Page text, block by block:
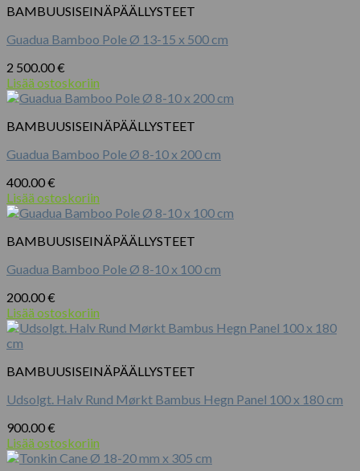
BAMBUUSISEINÄPÄÄLLYSTEET
Guadua Bamboo Pole Ø 13-15 x 500 cm
2 500.00€
Lisää ostoskoriin
BAMBUUSISEINÄPÄÄLLYSTEET
Guadua Bamboo Pole Ø 8-10 x 200 cm
400.00€
Lisää ostoskoriin
BAMBUUSISEINÄPÄÄLLYSTEET
Guadua Bamboo Pole Ø 8-10 x 100 cm
200.00€
Lisää ostoskoriin
BAMBUUSISEINÄPÄÄLLYSTEET
Udsolgt. Halv Rund Mørkt Bambus Hegn Panel 100 x 180 cm
900.00€
Lisää ostoskoriin